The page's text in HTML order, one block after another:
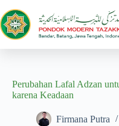
Perubahan Lafal Adzan
karena Keadaan
Firmana Putra